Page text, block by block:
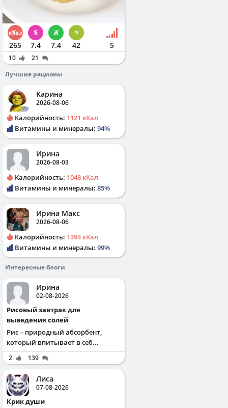
265 7.4 7.4 42 5
10
21
Лучшие рационы
Карина
2026-08-06
Калорийность: 1121 кКал
Витамины и минералы: 94%
Ирина
2026-08-03
Калорийность: 1048 кКал
Витамины и минералы: 85%
Ирина Макс
2026-08-06
Калорийность: 1394 кКал
Витамины и минералы: 99%
Интересные блоги
Ирина
02-08-2026
Рисовый завтрак для
выведения солей
Рис – природный абсорбент,
который впитывает в себ...
2 139
Лиса
07-08-2026
Крик души